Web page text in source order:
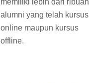
memiliki lebih dari ribuan
alumni yang telah kursus
online maupun kursus
offline.